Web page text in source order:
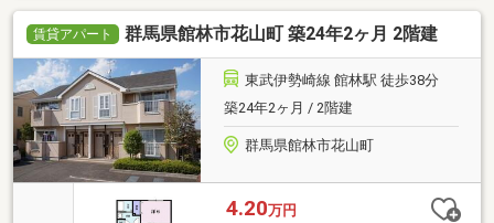
賃貸アパート 群馬県館林市花山町 築24年2ヶ月 2階建
東武伊勢崎線 館林駅 徒歩38分
築24年2ヶ月 / 2階建
群馬県館林市花山町
4.20万円